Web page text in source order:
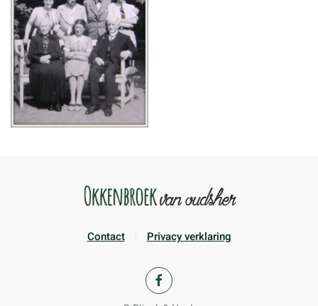
Contact Privacy verklaring